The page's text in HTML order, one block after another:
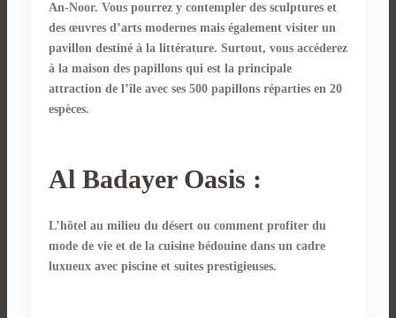
An-Noor. Vous pourrez y contempler des sculptures et
des œuvres d’arts modernes mais également visiter un
pavillon destiné à la littérature. Surtout, vous accéderez
à la maison des papillons qui est la principale
attraction de l’île avec ses 500 papillons réparties en 20
espèces.
Al Badayer Oasis :
L’hôtel au milieu du désert ou comment profiter du
mode de vie et de la cuisine bédouine dans un cadre
luxueux avec piscine et suites prestigieuses.